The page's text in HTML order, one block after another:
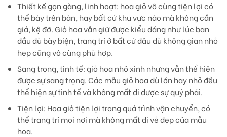
Thiết kế gọn gàng, linh hoạt: hoa giỏ vô cùng tiện lợi có
thể bày trên bàn, hay bất cứ khu vực nào mà không cần
giá, kệ đỡ. Giỏ hoa vẫn giữ được kiểu dáng như lúc ban
đầu dù bày biện, trang trí ở bất cứ đâu dù không gian nhỏ
hẹp cũng vô cùng phù hợp.
Sang trọng, tinh tế:giỏ hoa nhỏ xinh nhưng vẫn thể hiện
được sự sang trọng. Các mẫu giỏ hoa dù lớn hay nhỏ đều
thể hiện sự tinh tế và không mất đi được sự quý phái.
Tiện lợi: Hoa giỏ tiện lợi trong quá trình vận chuyển, có
thể trang trí mọi nơi mà không mất đi vẻ đẹp của mẫu
hoa.